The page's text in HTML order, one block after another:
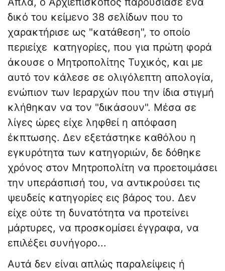
δικό του κείμενο 38 σελίδων που το
χαρακτήρισε ως "κατάθεση", το οποίο
περιείχε κατηγορίες, που για πρώτη φορά
άκουσε ο Μητροπολίτης Τυχικός, και με
αυτό τον κάλεσε σε ολιγόλεπτη απολογία,
ενώπιον των Ιεραρχών που την ίδια στιγμή
κλήθηκαν να τον "δικάσουν". Μέσα σε
λίγες ώρες είχε ληφθεί η απόφαση
έκπτωσης. Δεν εξετάστηκε καθόλου η
εγκυρότητα των κατηγοριών, δε δόθηκε
χρόνος στον Μητροπολίτη να προετοιμάσει
την υπεράσπισή του, να αντικρούσει τις
ψευδείς κατηγορίες εις βάρος του. Δεν
είχε ούτε τη δυνατότητα να προτείνει
μάρτυρες, να προσκομίσει έγγραφα, να
επιλέξει συνήγορο...
Αυτά δεν είναι απλώς παραλείψεις ή